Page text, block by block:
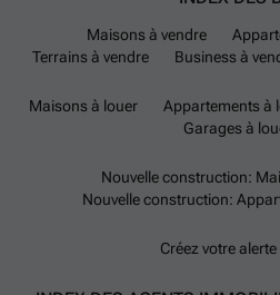
Maisons à vendre
Terrains à vendre
Business à
Maisons à louer Appartements à
Garages à
Nouvelle construction:
Nouvelle construction:
Créez votre